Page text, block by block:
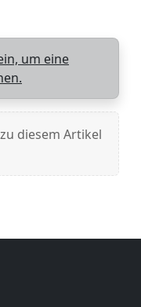
um eine
diesem Artikel